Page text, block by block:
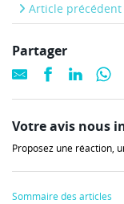
Article précédent
Partager
Votre avis nous
Proposez une réaction,
Sommaire des articles